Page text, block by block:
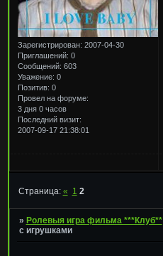
Зарегистрирован: 2007-04-30
Приглашений: 0
Сообщений: 603
Уважение: 0
Позитив: 0
Провел на форуме:
3 дня 0 часов
Последний визит:
2007-09-17 21:38:01
Страница: « 1 2
» Ролевыя игра фильма ***Клуб**
с игрушками